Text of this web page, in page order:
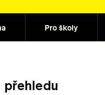
Pro školy